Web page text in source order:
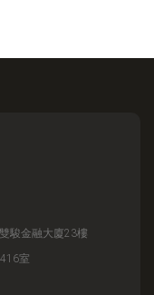
駿金融大廈23樓
室